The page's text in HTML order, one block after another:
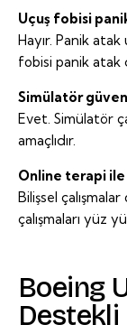
Uçuş fobisi
Hayır. Panik
fobisi panik atak
Simülatör
Evet. Simülatör
amaçlıdır.
Online terapi ile
Bilişsel
çalışmaları yüz
Boeing
Destekli